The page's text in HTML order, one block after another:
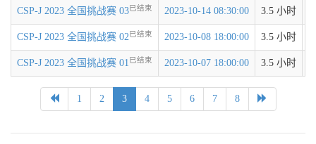
CSP-J 2023 全国挑战赛 03已结束 2023-10-14 08:30:00 3.5 小时
CSP-J 2023 全国挑战赛 02已结束 2023-10-08 18:00:00 3.5 小时
CSP-J 2023 全国挑战赛 01已结束 2023-10-07 18:00:00 3.5 小时
1 2 3 4 5 6 7 8